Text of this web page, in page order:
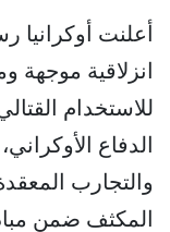
أعلنت أوكرانيا
انزلاقية موجهة
للاستخدام
الدفاع
المكثف ضمن